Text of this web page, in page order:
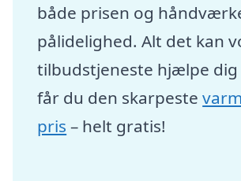
både prisen og
pålidelighed. Alt det kan
tilbudstjeneste hjælpe dig
får du den skarpeste
pris – helt gratis!